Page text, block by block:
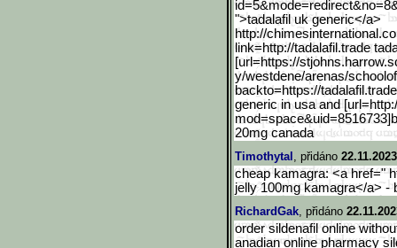
">tadalafil uk generic</a>
http://chimesinternationa
link=http://tadalafil.trade
[url=https://stjohns.harr
y/westdene/arenas/
backto=https://tadalafil.trade
generic in usa and
20mg canada
Timothytal , přidáno
cheap kamagra: <a href="
jelly 100mg kamagra</a> -
RichardGak, přidáno
order sildenafil online
anadian online pharmacy